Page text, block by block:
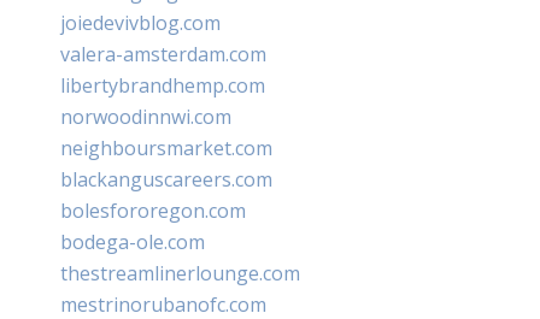
joiedevivblog.com
valera-amsterdam.com
libertybrandhemp.com
norwoodinnwi.com
neighboursmarket.com
blackanguscareers.com
bolesfororegon.com
bodega-ole.com
thestreamlinerlounge.com
mestrinorubanofc.com